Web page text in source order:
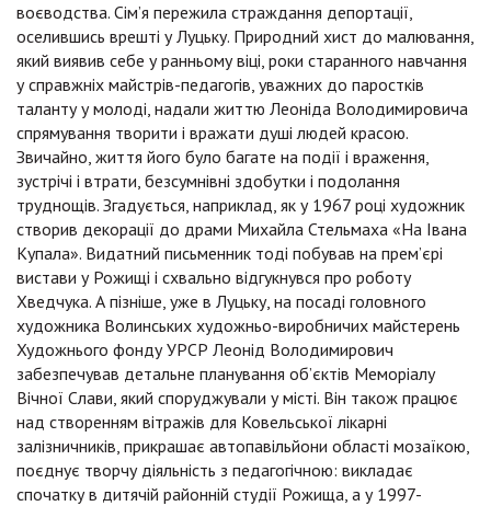
воєводства. Сім’я пережила страждання депортації,
оселившись врешті у Луцьку. Природний хист до малювання,
який виявив себе у ранньому віці, роки старанного навчання
у справжніх майстрів-педагогів, уважних до паростків
таланту у молоді, надали життю Леоніда Володимировича
спрямування творити і вражати душі людей красою.
Звичайно, життя його було багате на події і враження,
зустрічі і втрати, безсумнівні здобутки і подолання
труднощів. Згадується, наприклад, як у 1967 році художник
створив декорації до драми Михайла Стельмаха «На Івана
Купала». Видатний письменник тоді побував на прем’єрі
вистави у Рожищі і схвально відгукнувся про роботу
Хведчука. А пізніше, уже в Луцьку, на посаді головного
художника Волинських художньо-виробничих майстерень
Художнього фонду УРСР Леонід Володимирович
забезпечував детальне планування об’єктів Меморіалу
Вічної Слави, який споруджували у місті. Він також працює
над створенням вітражів для Ковельської лікарні
залізничників, прикрашає автопавільйони області мозаїкою,
поєднує творчу діяльність з педагогічною: викладає
спочатку в дитячій районній студії Рожища, а у 1997-